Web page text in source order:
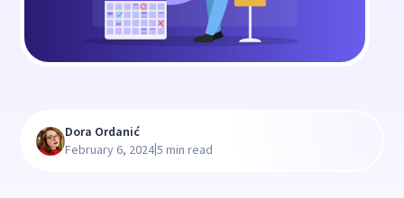
Dora Ordanić
February 6, 2024|5 min read